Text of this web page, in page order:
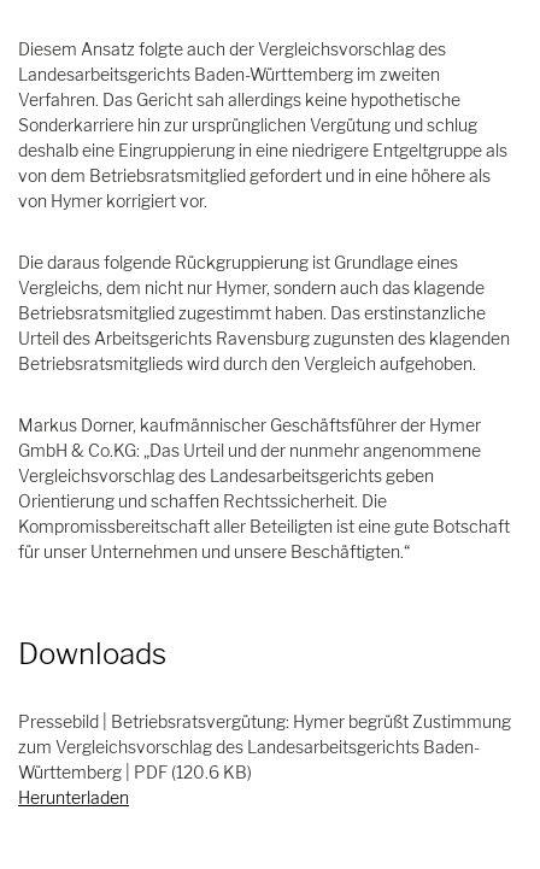
Diesem Ansatz folgte auch der Vergleichsvorschlag des
Landesarbeitsgerichts Baden-Württemberg im zweiten
Verfahren. Das Gericht sah allerdings keine hypothetische
Sonderkarriere hin zur ursprünglichen Vergütung und schlug
deshalb eine Eingruppierung in eine niedrigere Entgeltgruppe als
von dem Betriebsratsmitglied gefordert und in eine höhere als
von Hymer korrigiert vor.
Die daraus folgende Rückgruppierung ist Grundlage eines
Vergleichs, dem nicht nur Hymer, sondern auch das klagende
Betriebsratsmitglied zugestimmt haben. Das erstinstanzliche
Urteil des Arbeitsgerichts Ravensburg zugunsten des klagenden
Betriebsratsmitglieds wird durch den Vergleich aufgehoben.
Markus Dorner, kaufmännischer Geschäftsführer der Hymer
GmbH & Co.KG: „Das Urteil und der nunmehr angenommene
Vergleichsvorschlag des Landesarbeitsgerichts geben
Orientierung und schaffen Rechtssicherheit. Die
Kompromissbereitschaft aller Beteiligten ist eine gute Botschaft
für unser Unternehmen und unsere Beschäftigten.“
Downloads
Pressebild | Betriebsratsvergütung: Hymer begrüßt Zustimmung
zum Vergleichsvorschlag des Landesarbeitsgerichts Baden-
Württemberg | PDF (120.6 KB)
Herunterladen